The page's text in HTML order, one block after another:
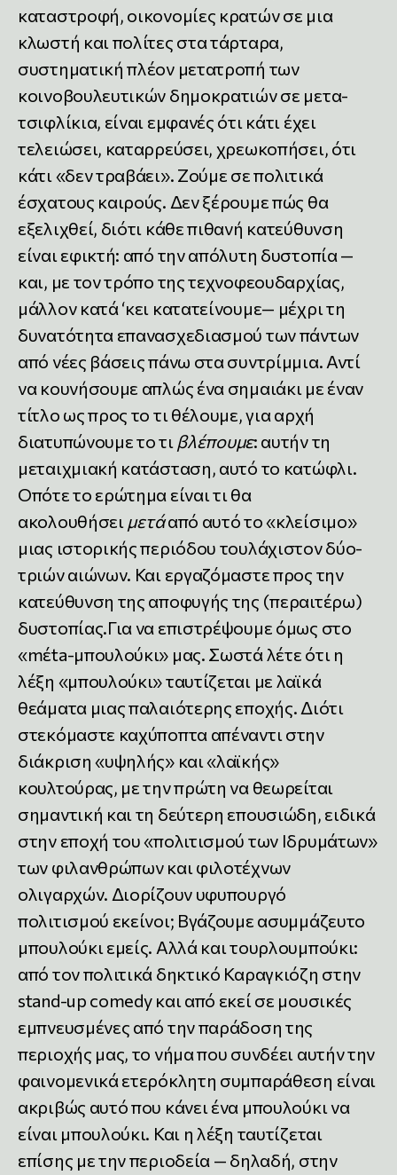
καταστροφή, οικονομίες κρατών σε μια
κλωστή και πολίτες στα τάρταρα,
συστηματική πλέον μετατροπή των
κοινοβουλευτικών δημοκρατιών σε μετα-
τσιφλίκια, είναι εμφανές ότι κάτι έχει
τελειώσει, καταρρεύσει, χρεωκοπήσει, ότι
κάτι «δεν τραβάει». Ζούμε σε πολιτικά
έσχατους καιρούς. Δεν ξέρουμε πώς θα
εξελιχθεί, διότι κάθε πιθανή κατεύθυνση
είναι εφικτή: από την απόλυτη δυστοπία —
και, με τον τρόπο της τεχνοφεουδαρχίας,
μάλλον κατά ‘κει κατατείνουμε— μέχρι τη
δυνατότητα επανασχεδιασμού των πάντων
από νέες βάσεις πάνω στα συντρίμμια. Αντί
να κουνήσουμε απλώς ένα σημαιάκι με έναν
τίτλο ως προς το τι θέλουμε, για αρχή
διατυπώνουμε το τι βλέπουμε: αυτήν τη
μεταιχμιακή κατάσταση, αυτό το κατώφλι.
Οπότε το ερώτημα είναι τι θα
ακολουθήσει μετάαπό αυτό το «κλείσιμο»
μιας ιστορικής περιόδου τουλάχιστον δύο-
τριών αιώνων. Και εργαζόμαστε προς την
κατεύθυνση της αποφυγής της (περαιτέρω)
δυστοπίας.Για να επιστρέψουμε όμως στο
«mέta-μπουλούκι» μας. Σωστά λέτε ότι η
λέξη «μπουλούκι» ταυτίζεται με λαϊκά
θεάματα μιας παλαιότερης εποχής. Διότι
στεκόμαστε καχύποπτα απέναντι στην
διάκριση «υψηλής» και «λαϊκής»
κουλτούρας, με την πρώτη να θεωρείται
σημαντική και τη δεύτερη επουσιώδη, ειδικά
στην εποχή του «πολιτισμού των Ιδρυμάτων»
των φιλανθρώπων και φιλοτέχνων
ολιγαρχών. Διορίζουν υφυπουργό
πολιτισμού εκείνοι; Βγάζουμε ασυμμάζευτο
μπουλούκι εμείς. Αλλά και τουρλουμπούκι:
από τον πολιτικά δηκτικό Καραγκιόζη στην
stand-up comedy και από εκεί σε μουσικές
εμπνευσμένες από την παράδοση της
περιοχής μας, το νήμα που συνδέει αυτήν την
φαινομενικά ετερόκλητη συμπαράθεση είναι
ακριβώς αυτό που κάνει ένα μπουλούκι να
είναι μπουλούκι. Και η λέξη ταυτίζεται
επίσης με την περιοδεία — δηλαδή, στην